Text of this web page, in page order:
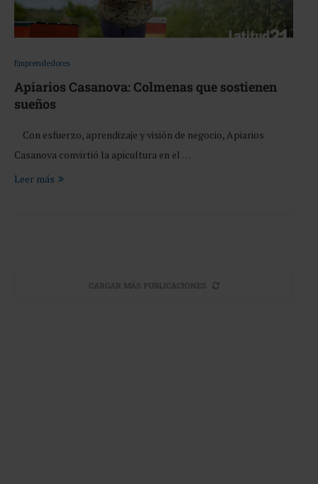
Emprendedores
Apiarios Casanova: Colmenas que sostienen
sueños
Con esfuerzo, aprendizaje y visión de negocio, Apiarios
Casanova convirtió la apicultura en el …
Leer más
CARGAR MÁS PUBLICACIONES